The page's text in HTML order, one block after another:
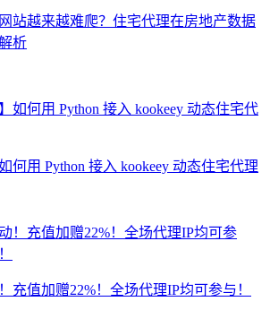
站越来越难爬？住宅代理在房地产数据
析
何用 Python 接入 kookeey 动态住宅代理
充值加赠22%！全场代理IP均可参与！